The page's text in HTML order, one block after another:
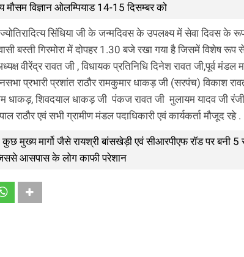
मौसम विज्ञान ओलम्पियाड 14-15 दिसम्बर को
सिंधिया जी के जन्मदिवस के उपलक्ष्य में सेवा दिवस के
बस्ती गिरमोरा में दोपहर 1.30 बजे रखा गया है जिसमें विशेष रूप से
वीरेंद्र रावत जी , विधायक प्रतिनिधि दिनेश रावत जी,पूर्व मंडल
प्रभारी प्रशांत राठौर रामकुमार धाकड़ जी (सरपंच) विकाश
धाकड़, शिवदयाल धाकड़ जी पंकज रावत जी मुलायम यादव जी
एवं सभी ग्रामीण मंडल पदाधिकारी एवं कार्यकर्ता मौजूद रहे .
मुख्य मार्गो जैसे रायश्री बांसखेड़ी एवं सीआरपीएफ रॉड पर बनी
आसपास के लोग काफी परेशान